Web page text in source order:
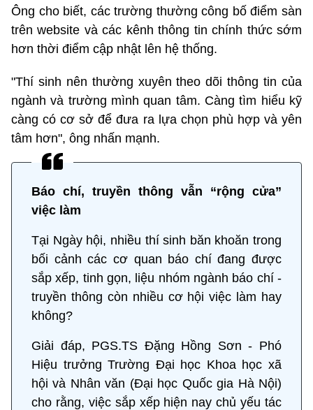
Ông cho biết, các trường thường công bố điểm sàn
trên website và các kênh thông tin chính thức sớm
hơn thời điểm cập nhật lên hệ thống.
"Thí sinh nên thường xuyên theo dõi thông tin của
ngành và trường mình quan tâm. Càng tìm hiểu kỹ
càng có cơ sở để đưa ra lựa chọn phù hợp và yên
tâm hơn", ông nhấn mạnh.
Báo chí, truyền thông vẫn “rộng cửa”
việc làm
Tại Ngày hội, nhiều thí sinh băn khoăn trong
bối cảnh các cơ quan báo chí đang được
sắp xếp, tinh gọn, liệu nhóm ngành báo chí -
truyền thông còn nhiều cơ hội việc làm hay
không?
Giải đáp, PGS.TS Đặng Hồng Sơn - Phó
Hiệu trưởng Trường Đại học Khoa học xã
hội và Nhân văn (Đại học Quốc gia Hà Nội)
cho rằng, việc sắp xếp hiện nay chủ yếu tác